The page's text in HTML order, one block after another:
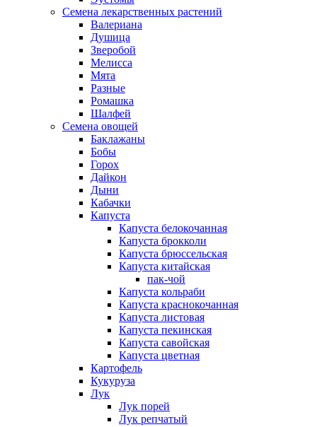
Семена лекарственных растений
Валериана
Душица
Зверобой
Мелисса
Мята
Разные
Ромашка
Шалфей
Семена овощей
Баклажаны
Бобы
Горох
Дайкон
Дыни
Кабачки
Капуста
Капуста белокочанная
Капуста брокколи
Капуста брюссельская
Капуста китайская
пак-чой
Капуста кольраби
Капуста краснокочанная
Капуста листовая
Капуста пекинская
Капуста савойская
Капуста цветная
Картофель
Кукуруза
Лук
Лук порей
Лук репчатый